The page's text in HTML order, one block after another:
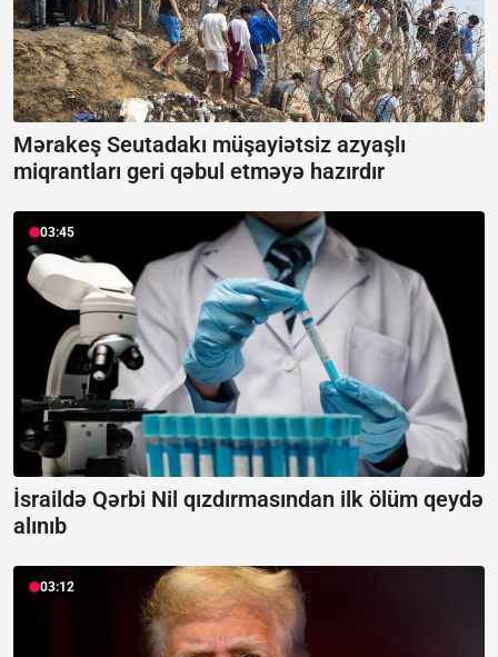
Mərakeş Seutadakı müşayiətsiz azyaşlı
miqrantları geri qəbul etməyə hazırdır
03:45
İsraildə Qərbi Nil qızdırmasından ilk ölüm qeydə
alınıb
03:12